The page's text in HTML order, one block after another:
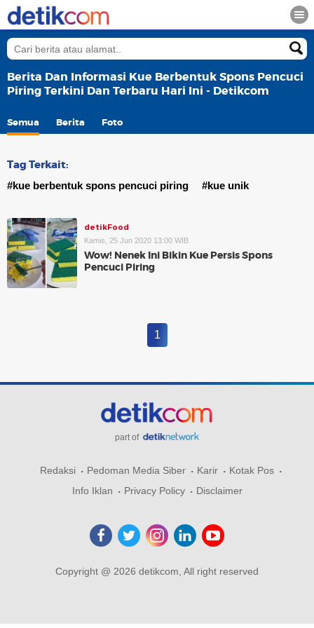
Berita Dan Informasi Kue Berbentuk Spons Pencuci
Piring Terkini Dan Terbaru Hari Ini - Detikcom
Semua Berita Foto
Tag Terkait:
#kue berbentuk spons pencuci piring #kue unik
detikFood
Kamis, 25 Jun 2020 13:00 WIB
Wow! Nenek Ini Bikin Kue Persis Spons
Pencuci Piring
1
part of
Redaksi Pedoman Media Siber Karir
Kotak Pos
Info Iklan
Privacy Policy Disclaimer
Copyright @ 2026 detikcom, All right reserved